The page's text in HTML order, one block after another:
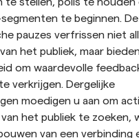
te beginnen.
pauzes verfrissen niet
het publiek, maar
om waardevolle
verkrijgen. Dergelijke
moedigen u aan om
het publiek te zoeken,
van een verbinding